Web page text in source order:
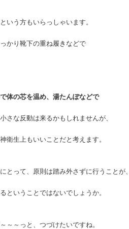
いう方もいらっしゃいます。
かり靴下の重ね履きなどで
体の芯を温め、湯たんぽなどで
さな反動は来るかもしれませんが、
衛生上もいいことだと考えます。
とって、原則は踏み外さずに行うことが、
ということではないでしょうか。
～～っと、つづけたいですね。